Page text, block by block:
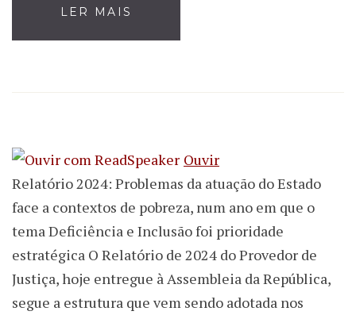
LER MAIS
Ouvir
Relatório 2024: Problemas da atuação do Estado
face a contextos de pobreza, num ano em que o
tema Deficiência e Inclusão foi prioridade
estratégica O Relatório de 2024 do Provedor de
Justiça, hoje entregue à Assembleia da República,
segue a estrutura que vem sendo adotada nos